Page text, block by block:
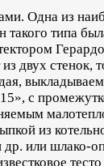
Одна из
такого типа
двух стенок,
с
из
др. или шлако-